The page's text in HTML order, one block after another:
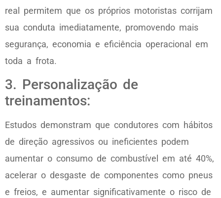
real permitem que os próprios motoristas corrijam
sua conduta imediatamente, promovendo mais
segurança, economia e eficiência operacional em
toda a frota.
3. Personalização de
treinamentos:
Estudos demonstram que condutores com hábitos
de direção agressivos ou ineficientes podem
aumentar o consumo de combustível em até 40%,
acelerar o desgaste de componentes como pneus
e freios, e aumentar significativamente o risco de